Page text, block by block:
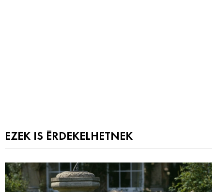
EZEK IS ÉRDEKELHETNEK